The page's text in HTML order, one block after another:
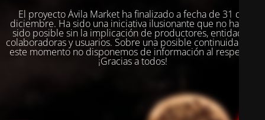
El proyecto Ávila Market ha finalizado a fecha de 31 de
diciembre. Ha sido una iniciativa ilusionante que no habría
sido posible sin la implicación de productores, entidades
colaboradoras y usuarios. Sobre una posible continuidad, en
este momento no disponemos de información al respecto.
¡Gracias a todos!